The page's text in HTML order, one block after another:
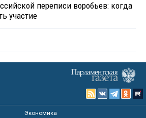
переписи воробьев: когда
участие
Экономика